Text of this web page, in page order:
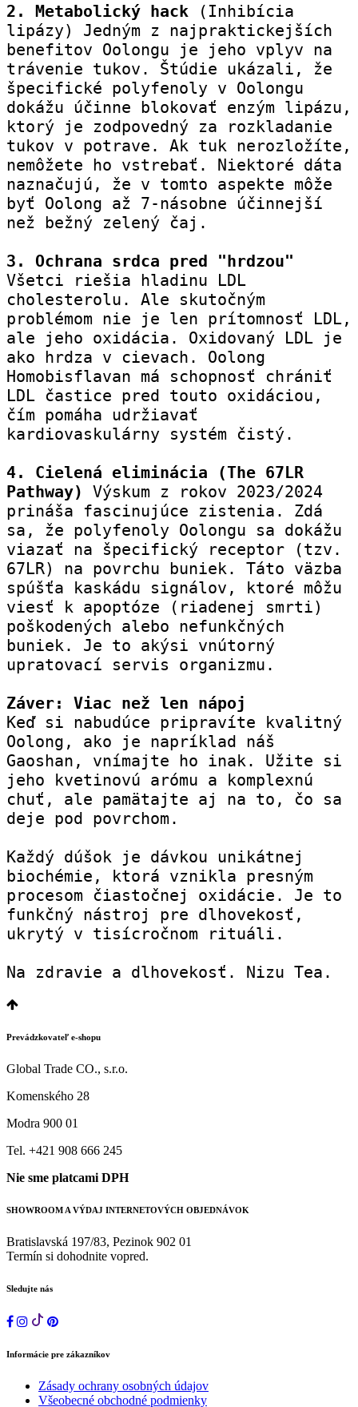
2. Metabolický hack (Inhibícia
lipázy) Jedným z najpraktickejších
benefitov Oolongu je jeho vplyv na
trávenie tukov. Štúdie ukázali, že
špecifické polyfenoly v Oolongu
dokážu účinne blokovať enzým lipázu,
ktorý je zodpovedný za rozkladanie
tukov v potrave. Ak tuk nerozložíte,
nemôžete ho vstrebať. Niektoré dáta
naznačujú, že v tomto aspekte môže
byť Oolong až 7-násobne účinnejší
než bežný zelený čaj.
3. Ochrana srdca pred "hrdzou"
Všetci riešia hladinu LDL
cholesterolu. Ale skutočným
problémom nie je len prítomnosť LDL,
ale jeho oxidácia. Oxidovaný LDL je
ako hrdza v cievach. Oolong
Homobisflavan má schopnosť chrániť
LDL častice pred touto oxidáciou,
čím pomáha udržiavať
kardiovaskulárny systém čistý.
4. Cielená eliminácia (The 67LR
Pathway)
Výskum z rokov 2023/2024
prináša fascinujúce zistenia. Zdá
sa, že polyfenoly Oolongu sa dokážu
viazať na špecifický receptor (tzv.
67LR) na povrchu buniek. Táto väzba
spúšťa kaskádu signálov, ktoré môžu
viesť k apoptóze (riadenej smrti)
poškodených alebo nefunkčných
buniek. Je to akýsi vnútorný
upratovací servis organizmu.
Záver: Viac než len nápoj
Keď si nabudúce pripravíte kvalitný
Oolong, ako je napríklad náš
Gaoshan, vnímajte ho inak. Užite si
jeho kvetinovú arómu a komplexnú
chuť, ale pamätajte aj na to, čo sa
deje pod povrchom.
Každý dúšok je dávkou unikátnej
biochémie, ktorá vznikla presným
procesom čiastočnej oxidácie. Je to
funkčný nástroj pre dlhovekosť,
ukrytý v tisícročnom rituáli.
Na zdravie a dlhovekosť. Nizu Tea.
Prevádzkovateľ e-shopu
Global Trade CO., s.r.o.
Komenského 28
Modra 900 01
Tel. +421 908 666 245
Nie sme platcami DPH
SHOWROOM A VÝDAJ INTERNETOVÝCH OBJEDNÁVOK
Bratislavská 197/83, Pezinok 902 01
Termín si dohodnite vopred.
Sledujte nás
Informácie pre zákazníkov
Zásady ochrany osobných údajov
Všeobecné obchodné podmienky